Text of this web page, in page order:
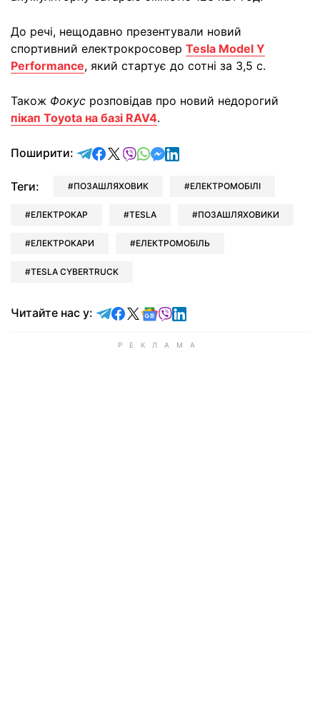
До речі, нещодавно презентували новий
спортивний електрокросовер Tesla Model Y
Performance, який стартує до сотні за 3,5 с.
Також Фокус розповідав про новий недорогий
пікап Toyota на базі RAV4.
Поширити: відправити у Telegram
поділитись у Facebook
поділитись у X
відправити у Viber
відправити у Whatsapp
відправити у Messenger
відправити у LinkedIn
Теги: ПОЗАШЛЯХОВИК ЕЛЕКТРОМОБІЛІ
ЕЛЕКТРОКАР TESLA ПОЗАШЛЯХОВИКИ
ЕЛЕКТРОКАРИ ЕЛЕКТРОМОБІЛЬ
TESLA CYBERTRUCK
Читайте нас у: Читайте у Telegram
Читайте у Facebook
Читайте у X
Читайте у Google news
Читайте у Viber
Читайте у LinkedIn